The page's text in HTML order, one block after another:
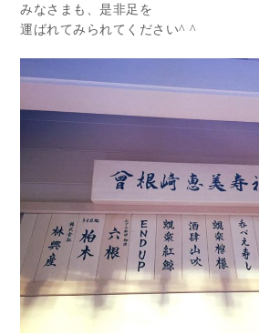
みなさまも、是非足を
運ばれてみられてください^ ^